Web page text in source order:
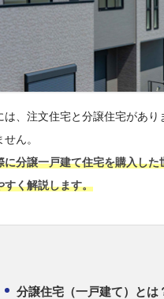
は、注文住宅と分譲住宅があ
ん。
に分譲一戸建て住宅を購入し
すく解説します。
分譲住宅（一戸建て）とは